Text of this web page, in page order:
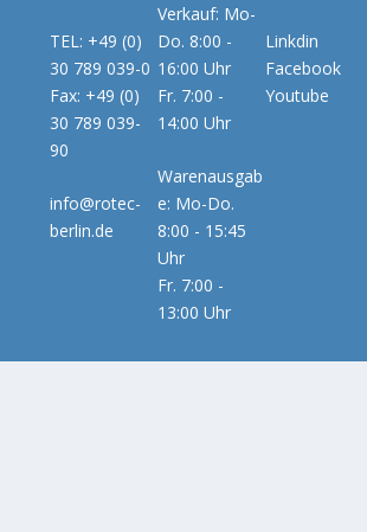
TEL: +49 (0)
30 789 039-0
Fax: +49 (0)
30 789 039-
90
info@rotec-
berlin.de
Verkauf: Mo-
Do. 8:00 -
16:00 Uhr
Fr. 7:00 -
14:00 Uhr
Warenausgab
e: Mo-Do.
8:00 - 15:45
Uhr
Fr. 7:00 -
13:00 Uhr
Linkdin
Facebook
Youtube